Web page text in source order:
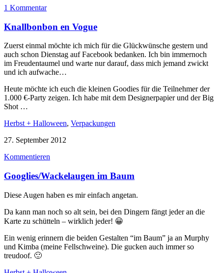
1 Kommentar
Knallbonbon en Vogue
Zuerst einmal möchte ich mich für die Glückwünsche gestern und
auch schon Dienstag auf Facebook bedanken. Ich bin immernoch
im Freudentaumel und warte nur darauf, dass mich jemand zwickt
und ich aufwache…
Heute möchte ich euch die kleinen Goodies für die Teilnehmer der
1.000 €-Party zeigen. Ich habe mit dem Designerpapier und der Big
Shot …
Herbst + Halloween, Verpackungen
27. September 2012
Kommentieren
Googlies/Wackelaugen im Baum
Diese Augen haben es mir einfach angetan.
Da kann man noch so alt sein, bei den Dingern fängt jeder an die
Karte zu schütteln – wirklich jeder! 😀
Ein wenig erinnern die beiden Gestalten “im Baum” ja an Murphy
und Kimba (meine Fellschweine). Die gucken auch immer so
treudoof. 🙂